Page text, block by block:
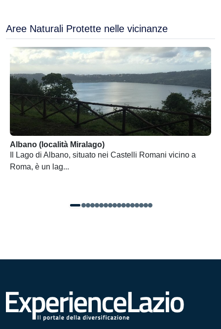
Aree Naturali Protette nelle vicinanze
Albano (località Miralago)
Il Lago di Albano, situato nei Castelli Romani vicino a
Roma, è un lag...